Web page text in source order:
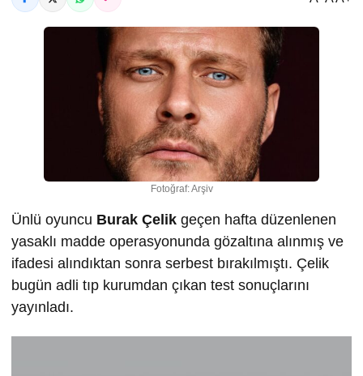
Fotoğraf: Arşiv
Ünlü oyuncu Burak Çelik geçen hafta düzenlenen
yasaklı madde operasyonunda gözaltına alınmış ve
ifadesi alındıktan sonra serbest bırakılmıştı. Çelik
bugün adli tıp kurumdan çıkan test sonuçlarını
yayınladı.